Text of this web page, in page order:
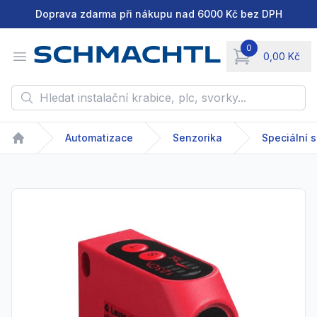
Doprava zdarma při nákupu nad 6000 Kč bez DPH
Open menu
0
0,00 Kč
items in cart,
Hledat instalační krabice, plc, svorky...
Home
Automatizace Senzorika Speciální